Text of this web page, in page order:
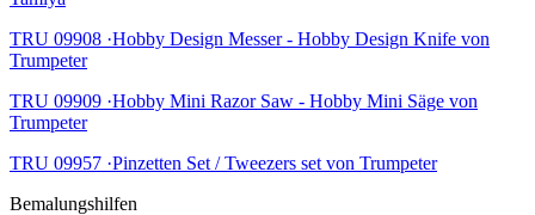
TRU 09908 ·Hobby Design Messer - Hobby Design Knife von
Trumpeter
TRU 09909 ·Hobby Mini Razor Saw - Hobby Mini Säge von
Trumpeter
TRU 09957 ·Pinzetten Set / Tweezers set von Trumpeter
Bemalungshilfen